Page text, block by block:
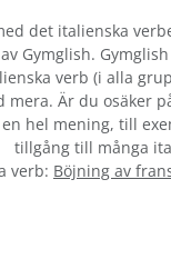
det italienska
Gymglish.
verb (i alla
mera. Är du osäker
hel mening, till
tillgång till många
verb: Böjning av